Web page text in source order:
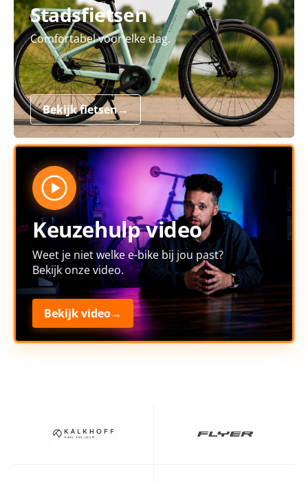
Stadsfietsen
Comfortabel voor elke dag.
Bekijk fietsen→
Keuzehulp video
Weet je niet welke e-bike bij jou past?
Bekijk onze video.
Bekijk video→